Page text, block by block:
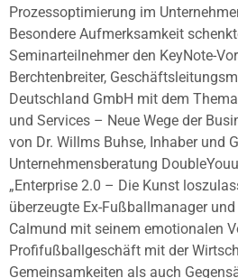
Prozessoptimierung im
Besondere Aufmerksamkeit
Seminarteilnehmer den KeyNote-
Berchtenbreiter,
Deutschland GmbH mit dem
und Services – Neue Wege der
von Dr. Willms Buhse, Inhaber und
Unternehmensberatung
„Enterprise 2.0 – Die Kunst
überzeugte Ex-Fußballmanager
Calmund mit seinem emotionalen
Profifußballgeschäft mit der
Gemeinsamkeiten als auch